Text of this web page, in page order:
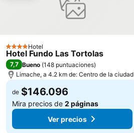
4 Estrellas
Hotel
Hotel Fundo Las Tortolas
7,7 Bueno (148 puntuaciones)
Limache, a 4.2 km de: Centro de la ciudad
de $146.096
Mira precios de 2 páginas
Ver precios